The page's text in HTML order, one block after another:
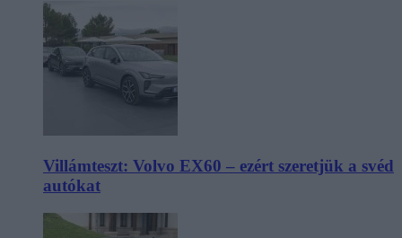
Villámteszt: Volvo EX60 – ezért szeretjük a svéd
autókat